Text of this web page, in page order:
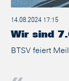
14.08.2024 17:15
Wir sind
BTSV feiert